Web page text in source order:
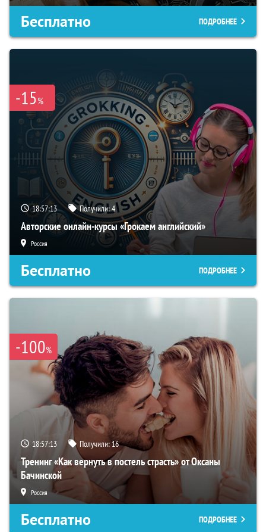
Бесплатно ПОДРОБНЕЕ
-15%
18:57:12 Получили:4
Авторские онлайн-курсы «Грокаем английский»
Россия
Бесплатно ПОДРОБНЕЕ
-100%
18:57:12 Получили:16
Тренинг «Как вернуть в постель страсть» от Оксаны
Бачинской
Россия
Бесплатно ПОДРОБНЕЕ